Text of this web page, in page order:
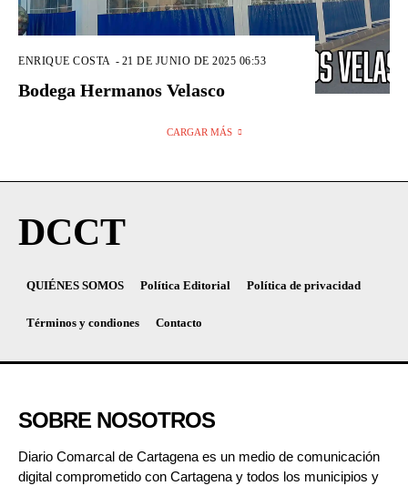
ENRIQUE COSTA - 21 DE JUNIO DE 2025 06:53
Bodega Hermanos Velasco
CARGAR MÁS
DCCT
QUIÉNES SOMOS Política Editorial Política de privacidad
Términos y condiones Contacto
SOBRE NOSOTROS
Diario Comarcal de Cartagena es un medio de comunicación
digital comprometido con Cartagena y todos los municipios y